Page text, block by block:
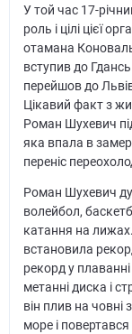
У той час 17-
роль і цілі цієї
отамана
вступив до
перейшов до
Цікавий факт з
Роман Шухевич
яка впала в
переніс
Роман Шухевич
волейбол,
катання на
встановила
рекорд у
метанні диска і
він плив на човні
море і повертався